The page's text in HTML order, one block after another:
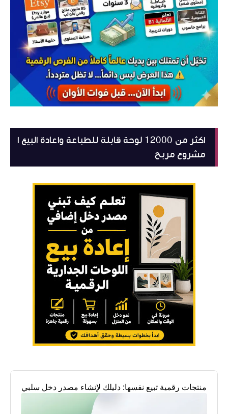
اكثر من 12000 لوحة قابلة للطباعة واعادة البيع ا
مشروع مربح
منتجات رقمية تبيع نفسها: دليلك لإنشاء مصدر دخل سلبي